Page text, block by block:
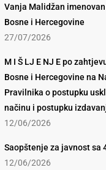
Vanja Malidžan
Bosne i Hercegovine
27/07/2026
M I Š LJ E NJ E po
Bosne i Hercegovine na
Pravilnika o postupku
načinu i postupku
12/06/2026
Saopštenje za javnost sa
12/06/2026